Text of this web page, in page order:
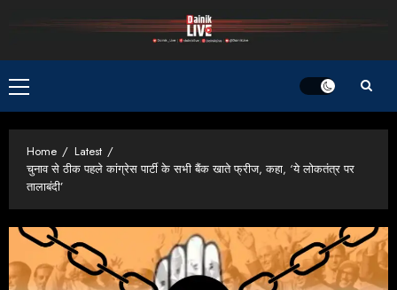
Primary
Menu
Home
Latest
चुनाव से ठीक पहले कांग्रेस पार्टी के सभी बैंक खाते फ्रीज, कहा, ‘ये लोकतंत्र पर
तालाबंदी’